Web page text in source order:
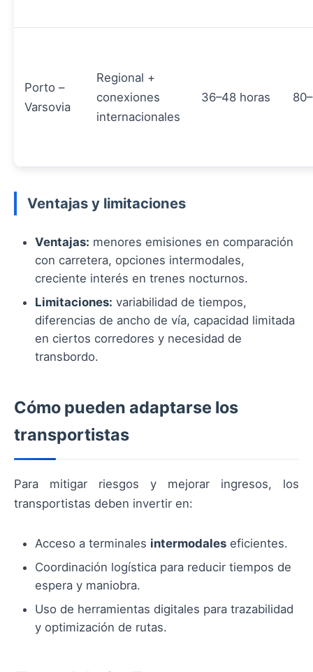
Porto –
Varsovia
Regional +
conexiones
internacionales
36–48 horas
Ventajas y limitaciones
Ventajas: menores emisiones en comparación
con carretera, opciones intermodales,
creciente interés en trenes nocturnos.
Limitaciones: variabilidad de tiempos,
diferencias de ancho de vía, capacidad limitada
en ciertos corredores y necesidad de
transbordo.
Cómo pueden adaptarse los
transportistas
Para mitigar riesgos y mejorar ingresos, los
transportistas deben invertir en:
Acceso a terminales intermodales eficientes.
Coordinación logística para reducir tiempos de
espera y maniobra.
Uso de herramientas digitales para trazabilidad
y optimización de rutas.